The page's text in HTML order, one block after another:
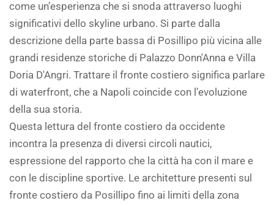
come un’esperienza che si snoda attraverso luoghi
significativi dello skyline urbano. Si parte dalla
descrizione della parte bassa di Posillipo più vicina alle
grandi residenze storiche di Palazzo Donn'Anna e Villa
Doria D'Angri. Trattare il fronte costiero significa parlare
di waterfront, che a Napoli coincide con l’evoluzione
della sua storia.
Questa lettura del fronte costiero da occidente
incontra la presenza di diversi circoli nautici,
espressione del rapporto che la città ha con il mare e
con le discipline sportive. Le architetture presenti sul
fronte costiero da Posillipo fino ai limiti della zona